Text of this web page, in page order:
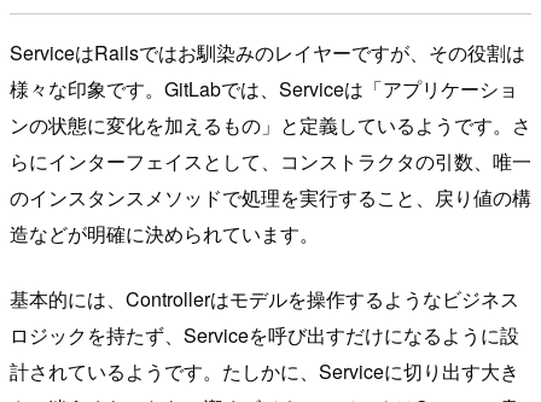
ServiceはRailsではお馴染みのレイヤーですが、その役割は
様々な印象です。GitLabでは、Serviceは「アプリケーショ
ンの状態に変化を加えるもの」と定義しているようです。さ
らにインターフェイスとして、コンストラクタの引数、唯一
のインスタンスメソッドで処理を実行すること、戻り値の構
造などが明確に決められています。
基本的には、Controllerはモデルを操作するようなビジネス
ロジックを持たず、Serviceを呼び出すだけになるように設
計されているようです。たしかに、Serviceに切り出す大き